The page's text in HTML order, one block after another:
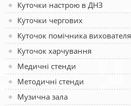
Куточки настрою в ДНЗ
Куточки чергових
Куточок помічника вихователя
Куточок харчування
Медичні стенди
Методичні стенди
Музична зала